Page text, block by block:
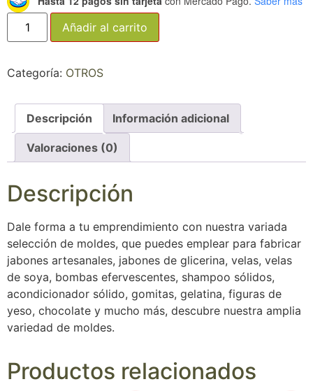
Añadir al carrito
Categoría: OTROS
Descripción Información adicional
Valoraciones (0)
Descripción
Dale forma a tu emprendimiento con nuestra variada
selección de moldes, que puedes emplear para fabricar
jabones artesanales, jabones de glicerina, velas, velas
de soya, bombas efervescentes, shampoo sólidos,
acondicionador sólido, gomitas, gelatina, figuras de
yeso, chocolate y mucho más, descubre nuestra amplia
variedad de moldes.
Productos relacionados